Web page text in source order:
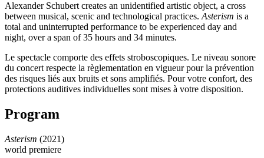
Alexander Schubert creates an unidentified artistic object, a cross
between musical, scenic and technological practices.Asterism is a
total and uninterrupted performance to be experienced day and
night, over a span of 35 hours and 34 minutes.
Le spectacle comporte des effets stroboscopiques. Le niveau sonore
du concert respecte la règlementation en vigueur pour la prévention
des risques liés aux bruits et sons amplifiés. Pour votre confort, des
protections auditives individuelles sont mises à votre disposition.
Program
Asterism (2021)
world premiere